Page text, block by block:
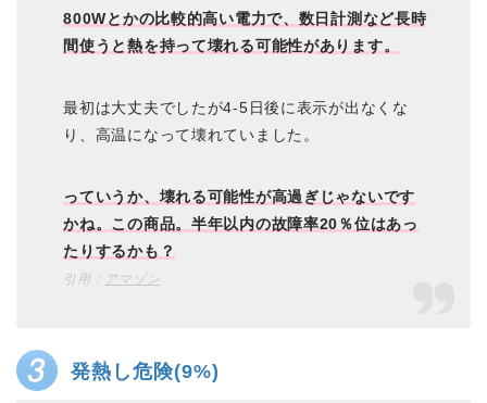
800Wとかの比較的高い電力で、数日計測など長時
間使うと熱を持って壊れる可能性があります。
最初は大丈夫でしたが4-5日後に表示が出なくな
り、高温になって壊れていました。
っていうか、壊れる可能性が高過ぎじゃないです
かね。この商品。半年以内の故障率20％位はあっ
たりするかも？
引用： アマゾン
発熱し危険(9%)